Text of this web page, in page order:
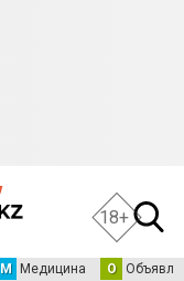
18+
М Медицина О